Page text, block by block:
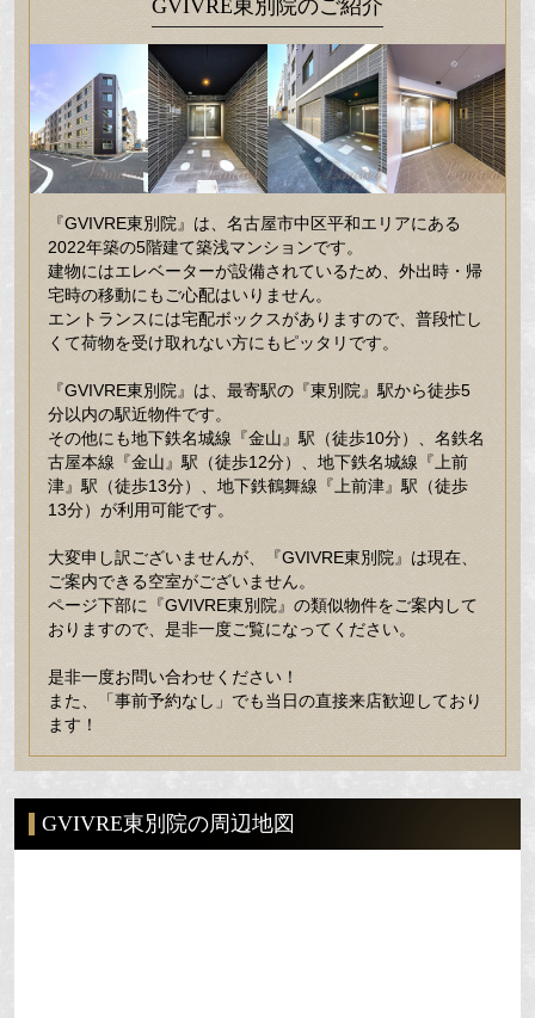
GVIVRE東別院のご紹介
『GVIVRE東別院』は、名古屋市中区平和エリアにある
2022年築の5階建て築浅マンションです。
建物にはエレベーターが設備されているため、外出時・帰
宅時の移動にもご心配はいりません。
エントランスには宅配ボックスがありますので、普段忙し
くて荷物を受け取れない方にもピッタリです。
『GVIVRE東別院』は、最寄駅の『東別院』駅から徒歩5
分以内の駅近物件です。
その他にも地下鉄名城線『金山』駅（徒歩10分）、名鉄名
古屋本線『金山』駅（徒歩12分）、地下鉄名城線『上前
津』駅（徒歩13分）、地下鉄鶴舞線『上前津』駅（徒歩
13分）が利用可能です。
大変申し訳ございませんが、『GVIVRE東別院』は現在、
ご案内できる空室がございません。
ページ下部に『GVIVRE東別院』の類似物件をご案内して
おりますので、是非一度ご覧になってください。
是非一度お問い合わせください！
また、「事前予約なし」でも当日の直接来店歓迎しており
ます！
GVIVRE東別院の周辺地図